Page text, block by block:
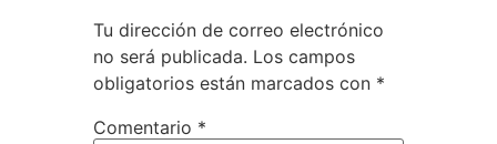
Tu dirección de correo electrónico
no será publicada. Los campos
obligatorios están marcados con *
Comentario *